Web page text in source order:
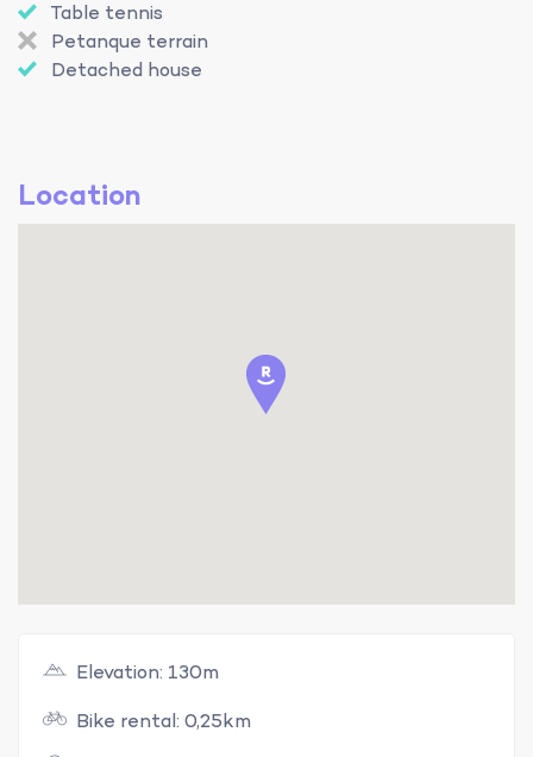
Table tennis
Petanque terrain
Detached house
Location
Elevation: 130m
Bike rental: 0,25km